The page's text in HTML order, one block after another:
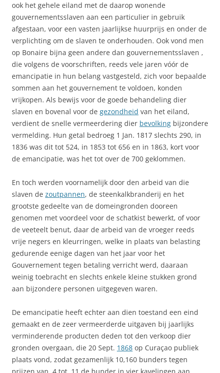
ook het gehele eiland met de daarop wonende
gouvernementsslaven aan een particulier in gebruik
afgestaan, voor een vasten jaarlijkse huurprijs en onder de
verplichting om de slaven te onderhouden. Ook vond men
op Bonaire bijna geen andere dan gouvernementsslaven ,
die volgens de voorschriften, reeds vele jaren vóór de
emancipatie in hun belang vastgesteld, zich voor bepaalde
sommen aan het gouvernement te voldoen, konden
vrijkopen. Als bewijs voor de goede behandeling dier
slaven en bovenal voor de gezondheid van het eiland,
verdient de snelle vermeerdering dier bevolking bijzondere
vermelding. Hun getal bedroeg 1 Jan. 1817 slechts 290, in
1836 was dit tot 524, in 1853 tot 656 en in 1863, kort voor
de emancipatie, was het tot over de 700 geklommen.
En toch werden voornamelijk door den arbeid van die
slaven de zoutpannen, de steenkalkbranderij en het
grootste gedeelte van de domeingronden dooreen
genomen met voordeel voor de schatkist bewerkt, of voor
de veeteelt benut, daar de arbeid van de vroeger reeds
vrije negers en kleurringen, welke in plaats van belasting
gedurende eenige dagen van het jaar voor het
Gouvernement tegen betaling verricht werd, daaraan
weinig toebracht en slechts enkele kleine stukken grond
aan bijzondere personen uitgegeven waren.
De emancipatie heeft echter aan dien toestand een eind
gemaakt en de zeer vermeerderde uitgaven bij jaarlijks
verminderende producten deden tot den verkoop dier
gronden overgaan, die 20 Sept. 1868 op Curaçao publiek
plaats vond, zodat gezamenlijk 10,160 bunders tegen